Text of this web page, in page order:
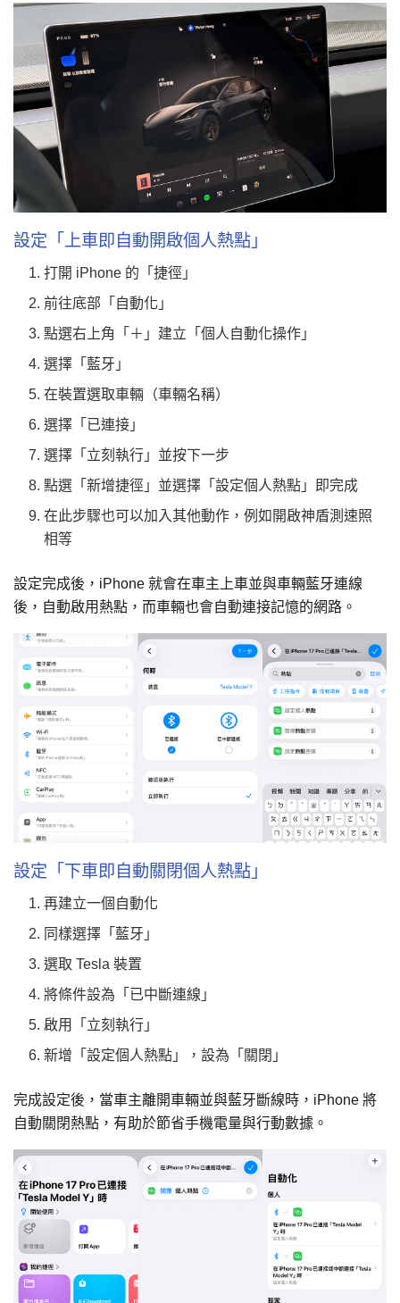
設定「上車即自動開啟個人熱點」
打開 iPhone 的「捷徑」
前往底部「自動化」
點選右上角「＋」建立「個人自動化操作」
選擇「藍牙」
在裝置選取車輛（車輛名稱）
選擇「已連接」
選擇「立刻執行」並按下一步
點選「新增捷徑」並選擇「設定個人熱點」即完成
在此步驟也可以加入其他動作，例如開啟神盾測速照
相等
設定完成後，iPhone 就會在車主上車並與車輛藍牙連線
後，自動啟用熱點，而車輛也會自動連接記憶的網路。
設定「下車即自動關閉個人熱點」
再建立一個自動化
同樣選擇「藍牙」
選取 Tesla 裝置
將條件設為「已中斷連線」
啟用「立刻執行」
新增「設定個人熱點」，設為「關閉」
完成設定後，當車主離開車輛並與藍牙斷線時，iPhone 將
自動關閉熱點，有助於節省手機電量與行動數據。